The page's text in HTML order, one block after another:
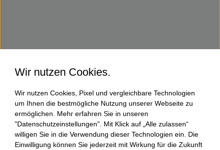
Wir nutzen Cookies.
Wir nutzen Cookies, Pixel und vergleichbare Technologien
um Ihnen die bestmögliche Nutzung unserer Webseite zu
ermöglichen. Mehr erfahren Sie in unseren
"Datenschutzeinstellungen". Mit Klick auf „Alle zulassen“
willigen Sie in die Verwendung dieser Technologien ein. Die
Einwilligung können Sie jederzeit mit Wirkung für die Zukunft